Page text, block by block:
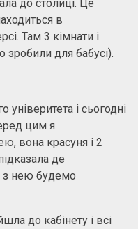
до столиці. Це
в
Там 3 кімнати і
зробили для бабусі).
і сьогодні
цим я
вона красуня і 2
де
з нею будемо
до кабінету і всі